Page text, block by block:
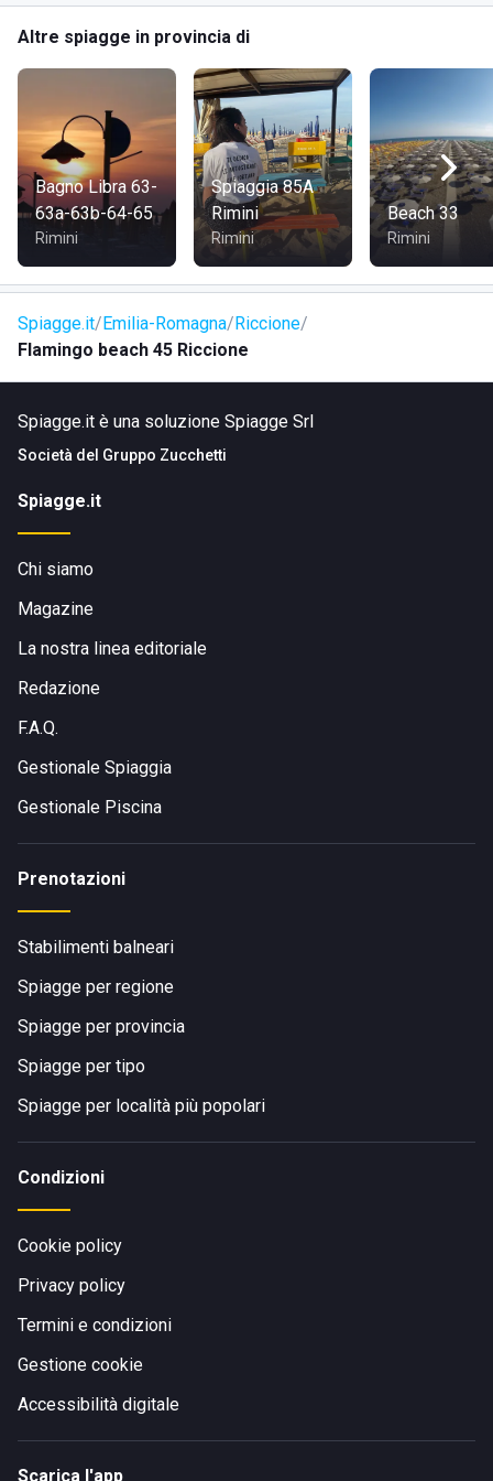
DOVE SI TROVA
Via Torino, 7, 47838 Riccione (RN), Riccione.
COME RAGGIUNGERE
In auto: inserisci l’indirizzo nel navigatore.
Con i mezzi pubblici: raggiungi Riccione e poi prosegui
A piedi: se ti trovi già in zona, raggiungi Via Torino e
prosegui fino al civico 7.
Altre spiagge in provincia di
Bagno Libra 63-
63a-63b-64-65
Rimini
Spiaggia 85A
Rimini
Rimini
Beach 33
Rimini
Spiagge.it Emilia-Romagna Riccione
Flamingo beach 45 Riccione
Spiagge.it è una soluzione Spiagge Srl
Società del Gruppo Zucchetti
Spiagge.it
Chi siamo
Magazine
La nostra linea editoriale
Redazione
F.A.Q.
Gestionale Spiaggia
Gestionale Piscina
Prenotazioni
Stabilimenti balneari
Spiagge per regione
Spiagge per provincia
Spiagge per tipo
Spiagge per località più popolari
Condizioni
Cookie policy
Privacy policy
Termini e condizioni
Gestione cookie
Accessibilità digitale
Scarica l'app